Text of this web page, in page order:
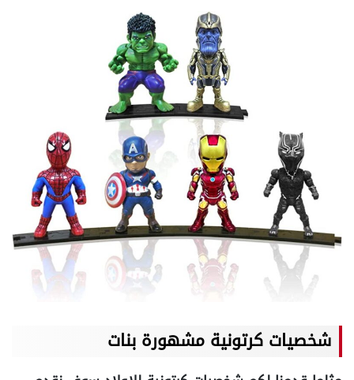
شخصيات كرتونية مشهورة بنات